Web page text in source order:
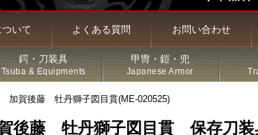
いて よくある質問 お問い合わせ
鍔・刀装具
Tsuba & Equipments
甲冑・鎧・兜
Japanese Armor
賀後藤 牡丹獅子図目貫(ME-020525)
藤 牡丹獅子図目貫 保存刀装